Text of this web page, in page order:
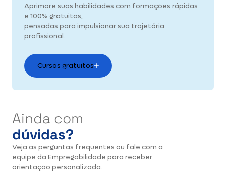
Aprimore suas habilidades com formações rápidas
e 100% gratuitas,
pensadas para impulsionar sua trajetória
profissional.
Cursos gratuitos
Ainda com
dúvidas?
Veja as perguntas frequentes ou fale com a
equipe da Empregabilidade para receber
orientação personalizada.